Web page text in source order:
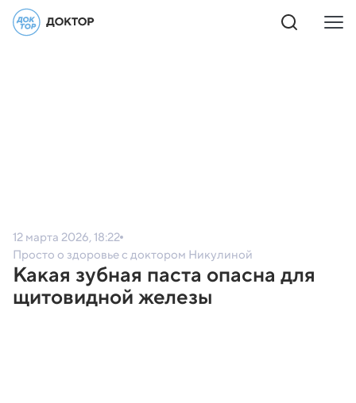
12 марта 2026, 18:22
Просто о здоровье с доктором Никулиной
Какая зубная паста опасна для
щитовидной железы